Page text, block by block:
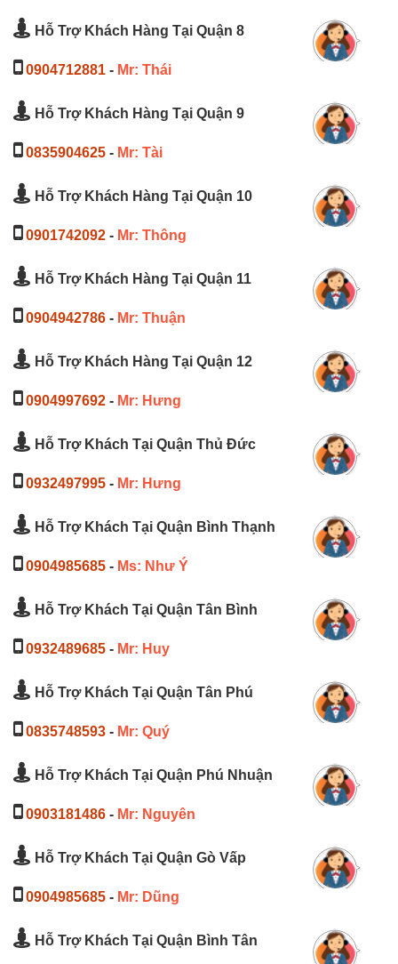
Hỗ Trợ Khách Hàng Tại Quận 8
0904712881 - Mr: Thái
Hỗ Trợ Khách Hàng Tại Quận 9
0835904625 - Mr: Tài
Hỗ Trợ Khách Hàng Tại Quận 10
0901742092 - Mr: Thông
Hỗ Trợ Khách Hàng Tại Quận 11
0904942786 - Mr: Thuận
Hỗ Trợ Khách Hàng Tại Quận 12
0904997692 - Mr: Hưng
Hỗ Trợ Khách Tại Quận Thủ Đức
0932497995 - Mr: Hưng
Hỗ Trợ Khách Tại Quận Bình Thạnh
0904985685 - Ms: Như Ý
Hỗ Trợ Khách Tại Quận Tân Bình
0932489685 - Mr: Huy
Hỗ Trợ Khách Tại Quận Tân Phú
0835748593 - Mr: Quý
Hỗ Trợ Khách Tại Quận Phú Nhuận
0903181486 - Mr: Nguyên
Hỗ Trợ Khách Tại Quận Gò Vấp
0904985685 - Mr: Dũng
Hỗ Trợ Khách Tại Quận Bình Tân